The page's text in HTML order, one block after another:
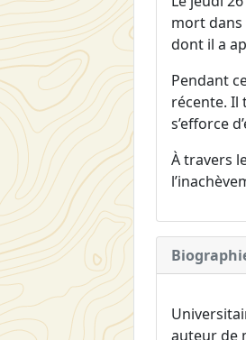
mort dans
dont il a
Pendant
récente. Il
s’efforce
À travers
auteur de